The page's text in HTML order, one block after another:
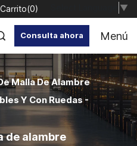
▼
Carrito(0)
Consulta ahora Menú
Malla De Alambre
Y Con Ruedas -
de alambre